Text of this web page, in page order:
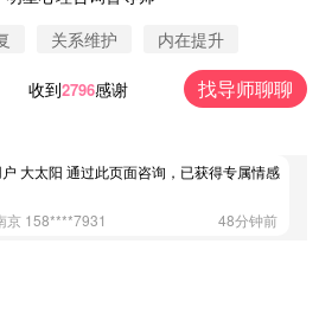
关系维护 内在提升
收到2796感谢 找导师聊聊
圆圈 通过此页面咨询，已获得专属情感方
Vnno 通过此页面咨询，已获得专属情感方
大太阳 通过此页面咨询，已获得专属情感
京 158****7931
48分钟前